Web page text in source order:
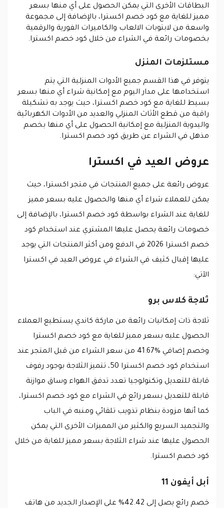
البطاقات الأخرى التي يمكن الحصول على أي منها بسعر
مميز للغاية مع كود خصم اكسترا، بالإضافة إلى مجموعة
واسعة من لابتوبات الالعاب والكاميرات الفورية والرقمية
بخصومات رائعة في الشراء من خلال كود خصم اكسترا.
مستلزمات المنزل
يتوفر في هذا القسم جميع الأدوات المنزلية التي يتم
استخدامها على مدار اليوم مع إمكانية شراء أي منها بسعر
بسيط للغاية مع كود خصم اكسترا، حيث يوجد به تشكيلة
راقية من قطع الأثاث المنزلي والعديد من الأدوات الكهربائية
واليدوية المنزلية مع إمكانية الحصول على أي منها بخصم
مذهل في الشراء عن طريق كود خصم اكسترا.
عروض العيد في اكسترا
عروض رائعة على جميع المنتجات في متجر اكسترا، حيث
يمكن للعملاء شراء أي منها والحصول عليه بسعر مميز
للغاية عند الشراء بواسطة كود خصم اكسترا، بالإضافة إلى
خصومات رائعة يحصل عليها المشتري عند استخدام كود
خصم اكسترا 2026 في الدفع ومن أكثر المنتجات التي يوجد
عليها إقبال كثيف في الشراء في عروض العيد في اكسترا
الآتي:
ثلاجة كلاس برو
ثلاجة ذات إمكانيات رائعة من ماركة كاندي يستطيع العملاء
الحصول عليه بسعر مميز للغاية مع كود خصم اكسترا
وخصم إضافي %41.67 من سعر الشراء من قبل المتجر عند
استخدام كود خصم اكسترا 50، تتميز الثلاجة بوجود رفوف
قابلة للتعديل وتكنولوجيا تعدد تدفق الهواء وساق موازنة
قابلة للتعديل بسعر رائع في الشراء مع كود خصم اكسترا،
كما أنها مزودة بنظام تذويب تلقائي ومنبه في الباب
والتجميد السريع والكثير من المميزات الأخرى التي يمكن
الحصول عليها عند شراء الثلاجة بسعر مميز للغاية من خلال
كود خصم اكسترا.
أبل أيفون 11
خصم رائع يصل إلى 42.42% على الإصدار الجديد من هاتف